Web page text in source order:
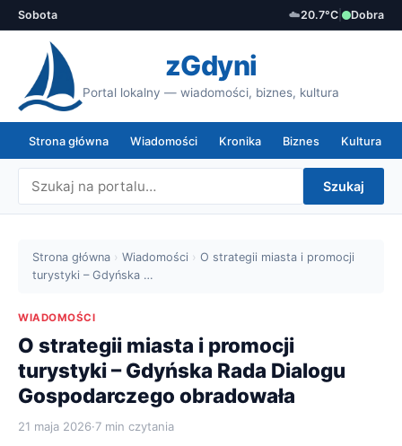
Sobota ☁️20.7°C Dobra
zGdyni
Portal lokalny — wiadomości, biznes, kultura
Strona główna Wiadomości Kronika Biznes Kultura
Szukaj
Strona główna › Wiadomości › O strategii miasta i promocji
turystyki – Gdyńska …
WIADOMOŚCI
O strategii miasta i promocji
turystyki – Gdyńska Rada Dialogu
Gospodarczego obradowała
21 maja 2026·7 min czytania